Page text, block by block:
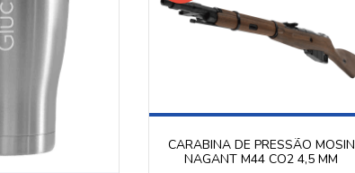
CARABINA DE PRESSÃO MOSIN
NAGANT M44 CO2 4,5 MM